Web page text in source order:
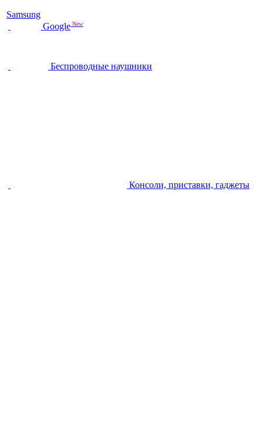
Samsung
Google New
Беспроводные наушники
Консоли, приставки, гаджеты